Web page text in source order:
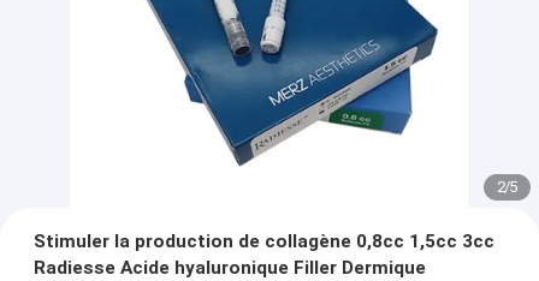
2/5
Stimuler la production de collagène 0,8cc 1,5cc 3cc
Radiesse Acide hyaluronique Filler Dermique